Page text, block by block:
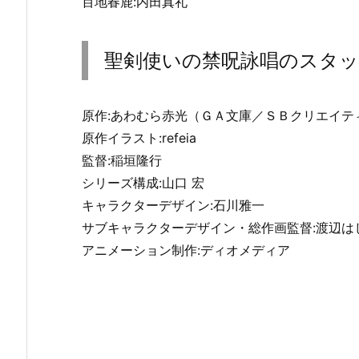
聖剣使いの禁呪詠唱のスタ
原作:あわむら赤光（ＧＡ文庫／ＳＢクリエイテ
原作イラスト:refeia
監督:稲垣隆行
シリーズ構成:山口 宏
キャラクターデザイン:石川雅一
サブキャラクターデザイン・総作画監督:渡辺は
アニメーション制作:ディオメディア